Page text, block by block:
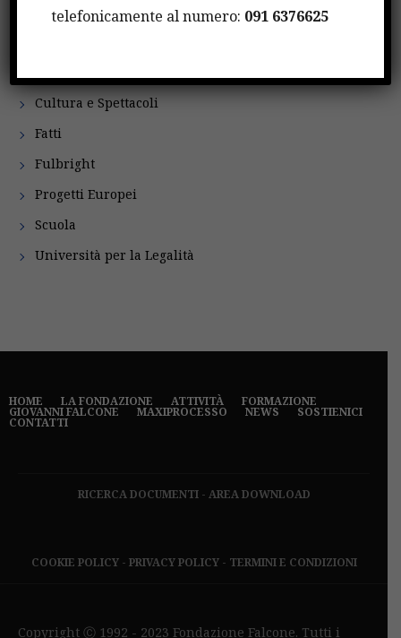
Borse di studio
Cultura e Spettacoli
Fatti
Fulbright
Progetti Europei
Scuola
Università per la Legalità
HOME LA FONDAZIONE ATTIVITÀ FORMAZIONE
GIOVANNI FALCONE MAXIPROCESSO NEWS SOSTIENICI
CONTATTI
RICERCA DOCUMENTI- AREA DOWNLOAD
COOKIE POLICY- PRIVACY POLICY- TERMINI E CONDIZIONI
Copyright Ⓒ 1992 - 2023 Fondazione Falcone. Tutti i
telefonicamente al numero: 091 6376625